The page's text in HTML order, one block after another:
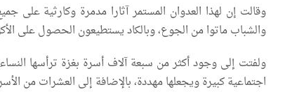
وقالت إن لهذا العدوان المستمر آثارا مدمرة وكارثية على
والشباب ماتوا من الجوع، وبالكاد يستطيعون الحصول على
ولفتت إلى وجود أكثر من سبعة آلاف أسرة بغزة ترأسها
اجتماعية كبيرة ويجعلها مهددة، بالإضافة إلى العشرات من